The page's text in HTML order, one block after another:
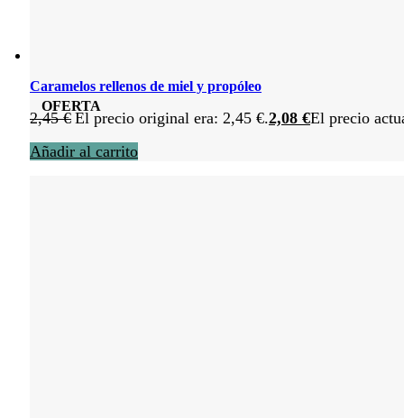
OFERTA
Caramelos rellenos de miel y propóleo
2,45€ El precio original era: 2,45 €.2,08 €El precio
Añadir al carrito